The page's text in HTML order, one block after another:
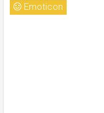
Emoticon